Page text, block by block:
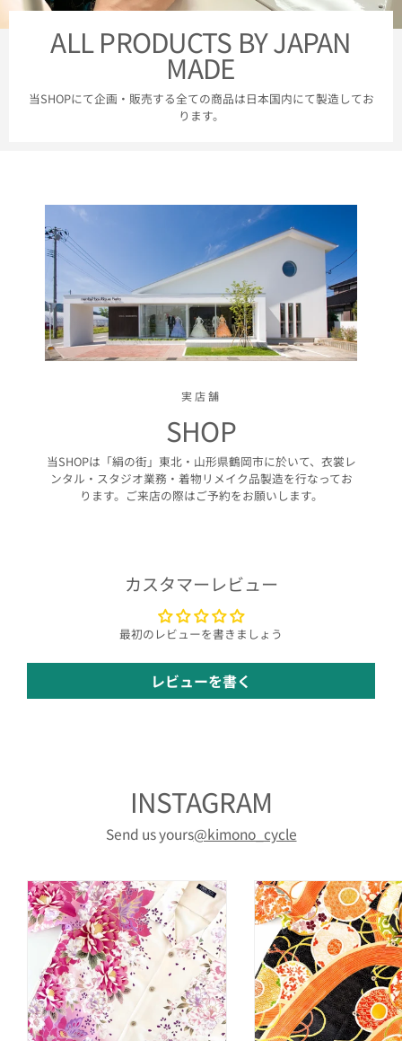
ALL PRODUCTS BY JAPAN
MADE
当SHOPにて企画・販売する全ての商品は日本国内にて製造してお
ります。
実店舗
SHOP
当SHOPは「絹の街」東北・山形県鶴岡市に於いて、衣裳レ
ンタル・スタジオ業務・着物リメイク品製造を行なってお
ります。ご来店の際はご予約をお願いします。
カスタマーレビュー
最初のレビューを書きましょう
レビューを書く
INSTAGRAM
Send us yours@kimono_cycle